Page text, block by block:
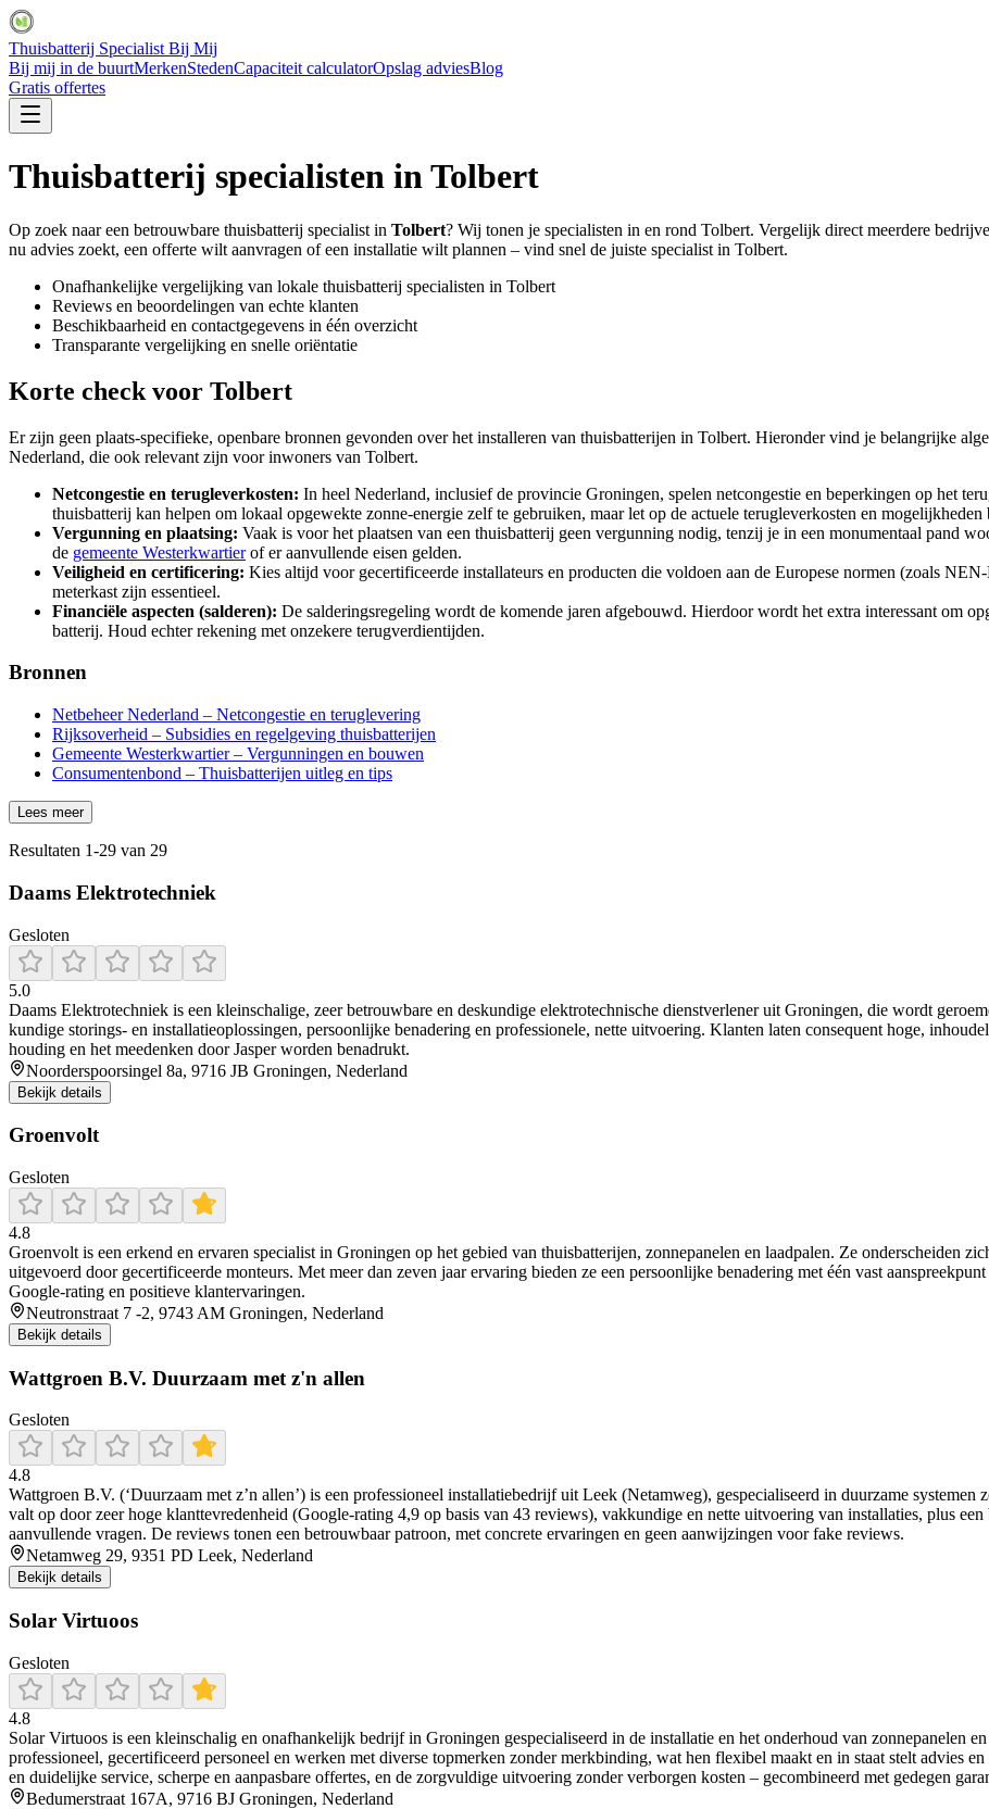
Thuisbatterij Specialist Bij Mij
Bij mij in de buurtMerkenStedenCapaciteit calculatorOpslag adviesBlog
Gratis offertes
Thuisbatterij specialisten inTolbert
Op zoek naar een betrouwbare thuisbatterij specialist in Tolbert? Wij tonen je specialisten in en rond Tolbert. Vergelijk direct meerdere
nu advies zoekt, een offerte wilt aanvragen of een installatie wilt plannen – vind snel de juiste specialist in Tolbert.
Onafhankelijke vergelijking van lokale thuisbatterij specialisten in Tolbert
Reviews en beoordelingen van echte klanten
Beschikbaarheid en contactgegevens in één overzicht
Transparante vergelijking en snelle oriëntatie
Korte check voor Tolbert
Er zijn geen plaats-specifieke, openbare bronnen gevonden over het installeren van thuisbatterijen in Tolbert. Hieronder vind je belangrijke
Nederland, die ook relevant zijn voor inwoners van Tolbert.
Netcongestie en terugleverkosten: In heel Nederland, inclusief de provincie Groningen, spelen netcongestie en beperkingen op het
thuisbatterij kan helpen om lokaal opgewekte zonne-energie zelf te gebruiken, maar let op de actuele terugleverkosten en
Vergunning en plaatsing: Vaak is voor het plaatsen van een thuisbatterij geen vergunning nodig, tenzij je in een monumentaal pand
de gemeente Westerkwartierof er aanvullende eisen gelden.
Veiligheid en certificering: Kies altijd voor gecertificeerde installateurs en producten die voldoen aan de Europese normen (zoals
meterkast zijn essentieel.
Financiële aspecten (salderen): De salderingsregeling wordt de komende jaren afgebouwd. Hierdoor wordt het extra interessant om
batterij. Houd echter rekening met onzekere terugverdientijden.
Bronnen
Netbeheer Nederland – Netcongestie en teruglevering
Rijksoverheid – Subsidies en regelgeving thuisbatterijen
Gemeente Westerkwartier – Vergunningen en bouwen
Consumentenbond – Thuisbatterijen uitleg en tips
Lees meer
Resultaten 1-29 van 29
Daams Elektrotechniek
Gesloten
5.0
Daams Elektrotechniek is een kleinschalige, zeer betrouwbare en deskundige elektrotechnische dienstverlener uit Groningen, die wordt
kundige storings‑ en installatieoplossingen, persoonlijke benadering en professionele, nette uitvoering. Klanten laten consequent hoge,
houding en het meedenken door Jasper worden benadrukt.
Noorderspoorsingel 8a, 9716 JB Groningen, Nederland
Bekijk details
Groenvolt
Gesloten
4.8
Groenvolt is een erkend en ervaren specialist in Groningen op het gebied van thuisbatterijen, zonnepanelen en laadpalen. Ze onderscheiden
uitgevoerd door gecertificeerde monteurs. Met meer dan zeven jaar ervaring bieden ze een persoonlijke benadering met één vast
Google-rating en positieve klantervaringen.
Neutronstraat 7 -2, 9743 AM Groningen, Nederland
Bekijk details
Wattgroen B.V. Duurzaam met z'n allen
Gesloten
4.8
Wattgroen B.V. (‘Duurzaam met z’n allen’) is een professioneel installatiebedrijf uit Leek (Netamweg), gespecialiseerd in duurzame
valt op door zeer hoge klanttevredenheid (Google-rating 4,9 op basis van 43 reviews), vakkundige en nette uitvoering van installaties, plus
aanvullende vragen. De reviews tonen een betrouwbaar patroon, met concrete ervaringen en geen aanwijzingen voor fake reviews.
Netamweg 29, 9351 PD Leek, Nederland
Bekijk details
Solar Virtuoos
Gesloten
4.8
Solar Virtuoos is een kleinschalig en onafhankelijk bedrijf in Groningen gespecialiseerd in de installatie en het onderhoud van zonnepanelen
professioneel, gecertificeerd personeel en werken met diverse topmerken zonder merkbinding, wat hen flexibel maakt en in staat stelt advies
en duidelijke service, scherpe en aanpasbare offertes, en de zorgvuldige uitvoering zonder verborgen kosten – gecombineerd met gedegen
Bedumerstraat 167A, 9716 BJ Groningen, Nederland